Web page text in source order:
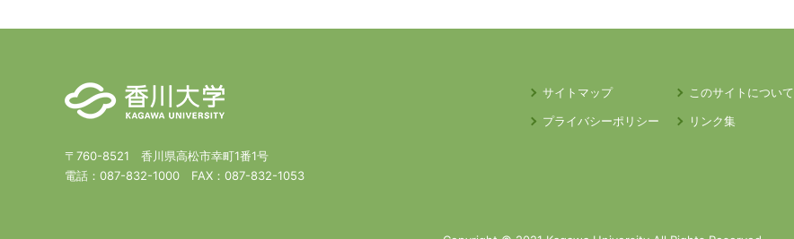
〒760-8521 香川県高松市幸町1番1号
電話： 087-832-1000 FAX： 087-832-1053
サイトマップ このサイトについて
プライバシーポリシー
リンク集